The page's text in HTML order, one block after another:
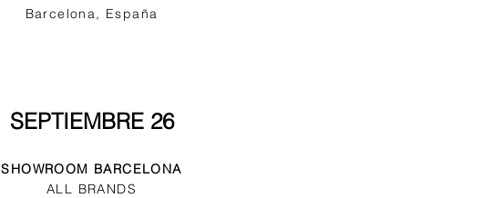
Barcelona, España
SEPTIEMBRE 26
SHOWROOM BARCELONA
ALL BRANDS